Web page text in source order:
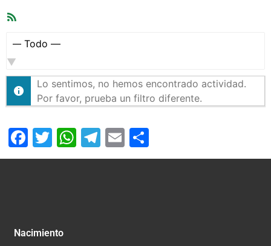
Mostrar:
Lo sentimos, no hemos encontrado actividad.
Por favor, prueba un filtro diferente.
Facebook
Twitter
WhatsApp
Telegram
Email
Nacimiento